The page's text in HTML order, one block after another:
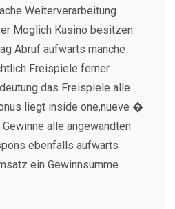
Weiterverarbeitung
Moglich Kasino besitzen
Abruf aufwarts manche
Freispiele ferner
das Freispiele alle
liegt inside one,nueve �
alle angewandten
ebenfalls aufwarts
ein Gewinnsumme